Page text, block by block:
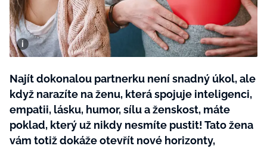
Tvoření
Rady a tipy
BurdaMedia
Extra
SVĚT ŽENY - 599 KČ
ROČNÍ PŘEDPLATNÉ SVĚT ŽENY +
Najít dokonalou partnerku není snadný úkol, ale
když narazíte na ženu, která spojuje inteligenci,
empatii, lásku, humor, sílu a ženskost, máte
poklad, který už nikdy nesmíte pustit! Tato žena
vám totiž dokáže otevřít nové horizonty,